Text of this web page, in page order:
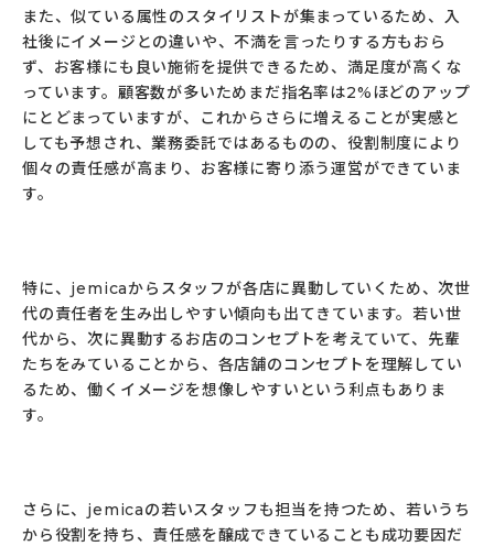
また、似ている属性のスタイリストが集まっているため、入
社後にイメージとの違いや、不満を言ったりする方もおら
ず、お客様にも良い施術を提供できるため、満足度が高くな
っています。顧客数が多いためまだ指名率は2%ほどのアップ
にとどまっていますが、これからさらに増えることが実感と
しても予想され、業務委託ではあるものの、役割制度により
個々の責任感が高まり、お客様に寄り添う運営ができていま
す。
特に、jemicaからスタッフが各店に異動していくため、次世
代の責任者を生み出しやすい傾向も出てきています。若い世
代から、次に異動するお店のコンセプトを考えていて、先輩
たちをみていることから、各店舗のコンセプトを理解してい
るため、働くイメージを想像しやすいという利点もありま
す。
さらに、jemicaの若いスタッフも担当を持つため、若いうち
から役割を持ち、責任感を醸成できていることも成功要因だ